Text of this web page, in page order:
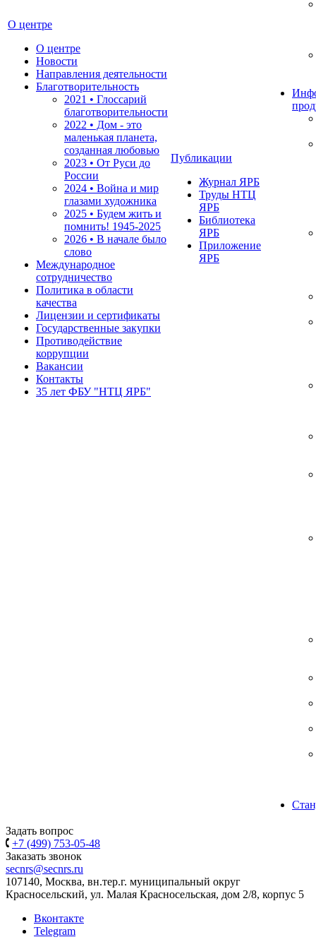
О центре
О центре
Новости
Направления деятельности
Благотворительность
2021 • Глоссарий
благотворительности
2022 • Дом - это
маленькая планета,
созданная любовью
2023 • От Руси до
России
2024 • Война и мир
глазами художника
2025 • Будем жить и
помнить! 1945-2025
2026 • В начале было
слово
Международное
сотрудничество
Политика в области
качества
Лицензии и сертификаты
Государственные закупки
Противодействие
коррупции
Вакансии
Контакты
35 лет ФБУ "НТЦ ЯРБ"
Публикации
Журнал ЯРБ
Труды НТЦ
ЯРБ
Библиотека
ЯРБ
Приложение
ЯРБ
Задать вопрос
+7 (499) 753-05-48
Заказать звонок
secnrs@secnrs.ru
107140, Москва, вн.тер.г. муниципальный округ
Красносельский, ул. Малая Красносельская, дом 2/8, корпус 5
Вконтакте
Telegram